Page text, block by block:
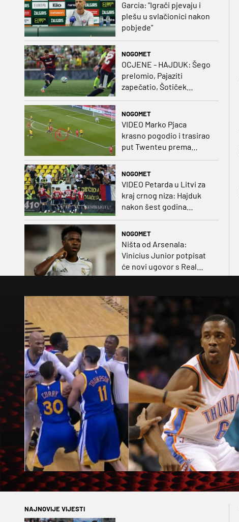
Garcia: "Igrači pjevaju i
plešu u svlačionici nakon
pobjede"
NOGOMET
OCJENE - HAJDUK: Šego
prelomio, Pajaziti
zapečatio, Šotiček
NOGOMET
VIDEO Marko Pjaca
krasno pogodio i trasirao
put Twenteu prema
važnoj pobjedi
NOGOMET
VIDEO Petarda u Litvi za
kraj crnog niza: Hajduk
nakon šest godina
NOGOMET
Ništa od Arsenala:
Vinicius Junior potpisat
će novi ugovor s Real
Madridom
NAJNOVIJE VIJESTI